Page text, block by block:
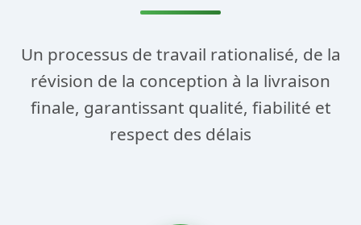
Un processus de travail rationalisé, de la
révision de la conception à la livraison
finale, garantissant qualité, fiabilité et
respect des délais